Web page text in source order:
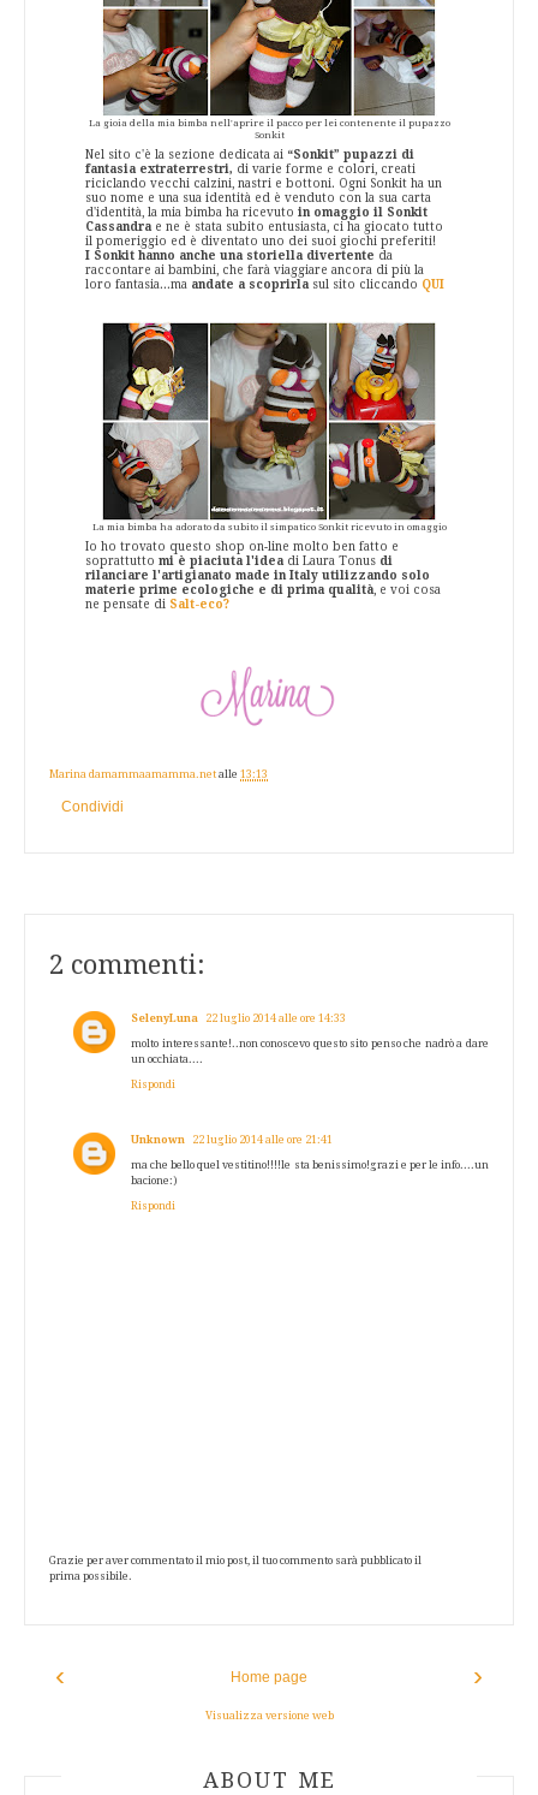
La gioia della mia bimba nell'aprire il pacco per lei contenente il pupazzo
Sonkit
Nel sito c'è la sezione dedicata ai “Sonkit” pupazzi di
fantasia extraterrestri, di varie forme e colori, creati
riciclando vecchi calzini, nastri e bottoni. Ogni Sonkit ha un
suo nome e una sua identità ed è venduto con la sua carta
d'identità, la mia bimba ha ricevuto in omaggio il Sonkit
Cassandra e ne è stata subito entusiasta, ci ha giocato tutto
il pomeriggio ed è diventato uno dei suoi giochi preferiti!
I Sonkit hanno anche una storiella divertente da
raccontare ai bambini, che farà viaggiare ancora di più la
loro fantasia...ma andate a scoprirla sul sito cliccando QUI
La mia bimba ha adorato da subito il simpatico Sonkit ricevuto in omaggio
Io ho trovato questo shop on-line molto ben fatto e
soprattutto mi è piaciuta l'idea di Laura Tonus di
rilanciare l'artigianato made in Italy utilizzando solo
materie prime ecologiche e di prima qualità, e voi cosa
ne pensate di Salt-eco?
Marina damammaamamma.net alle 13:13
Condividi
2 commenti:
SelenyLuna 22 luglio 2014 alle ore 14:33
molto interessante!..non conoscevo questo sito penso che nadrò a dare
un occhiata....
Rispondi
Unknown 22 luglio 2014 alle ore 21:41
ma che bello quel vestitino!!!!le sta benissimo!grazi e per le info....un
bacione:)
Rispondi
Grazie per aver commentato il mio post, il tuo commento sarà pubblicato il
prima possibile.
‹ ›
Home page
Visualizza versione web
ABOUT AUTHOR
ABOUT ME